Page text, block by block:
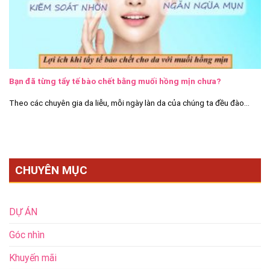
Bạn đã từng tẩy tế bào chết bằng muối hồng mịn chưa?
Theo các chuyên gia da liễu, mỗi ngày làn da của chúng ta đều đào...
CHUYÊN MỤC
DỰ ÁN
Góc nhìn
Khuyến mãi